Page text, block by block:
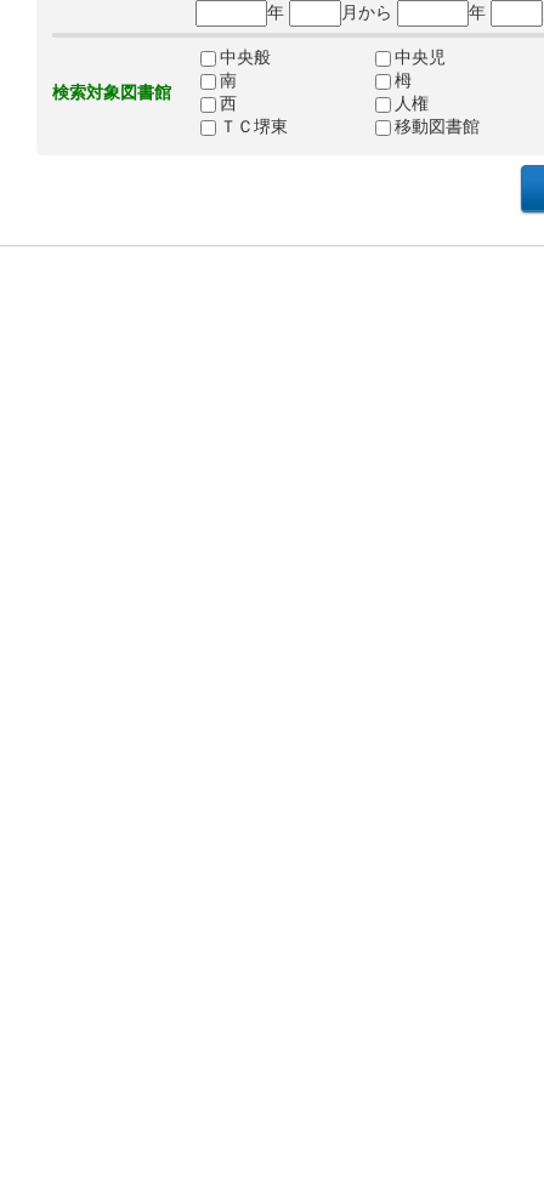
年
月から 年
検索対象図書館
中央般
中央児
南
栂
西
人権
ＴＣ堺東
移動図書館